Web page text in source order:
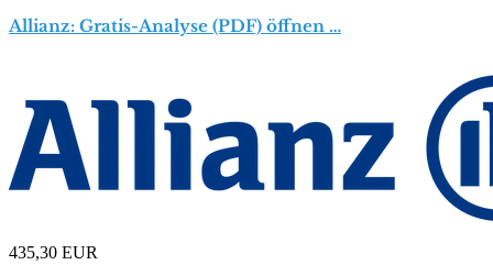
Allianz: Gratis-Analyse (PDF) öffnen …
435,30 EUR